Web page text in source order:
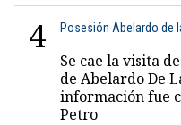
4 Posesión Abelardo de
Se cae la visita
de Abelardo De
información fue
Petro